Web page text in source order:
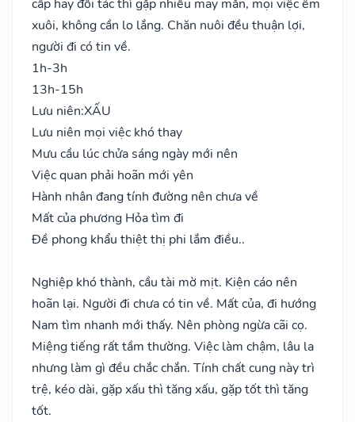
cấp hay đối tác thì gặp nhiều may mắn, mọi việc êm
xuôi, không cần lo lắng. Chăn nuôi đều thuận lợi,
người đi có tin về.
1h-3h
13h-15h
Lưu niên:XẤU
Lưu niên mọi việc khó thay
Mưu cầu lúc chửa sáng ngày mới nên
Việc quan phải hoãn mới yên
Hành nhân đang tính đường nên chưa về
Mất của phương Hỏa tìm đi
Đề phong khẩu thiệt thị phi lắm điều..
Nghiệp khó thành, cầu tài mờ mịt. Kiện cáo nên
hoãn lại. Người đi chưa có tin về. Mất của, đi hướng
Nam tìm nhanh mới thấy. Nên phòng ngừa cãi cọ.
Miệng tiếng rất tầm thường. Việc làm chậm, lâu la
nhưng làm gì đều chắc chắn. Tính chất cung này trì
trệ, kéo dài, gặp xấu thì tăng xấu, gặp tốt thì tăng
tốt.